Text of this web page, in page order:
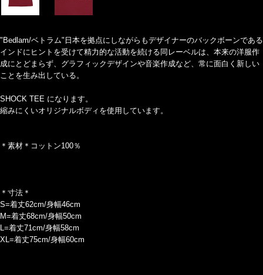
"Bedlam/ベトラム"日本を拠点にしながらもデザイナーのバックボーンである
インドにヒントを受けて精力的な活動を続ける同レーベルは、本来の洋服作
成にとどまらず、グラフィックデザインや音楽作成など、常に面白く新しい
ことを生み出している。
SHOCK TEE になります。
縮みにくいオリジナルボディを使用しています。
＊素材＊コットン100％
＊寸法＊
S=着丈62cm/身幅46cm
M=着丈68cm/身幅50cm
L=着丈71cm/身幅58cm
XL=着丈75cm/身幅60cm